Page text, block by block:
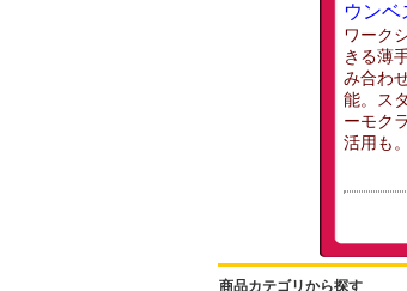
ウンベ
ワーク
きる薄
み合わ
能。ス
ーモク
活用も。
商品カテゴリから探す